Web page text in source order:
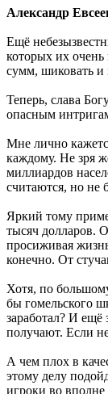
Александр
Ещё
которых их
сумм, шиковать и
Теперь, слава
опасным
Мне лично
каждому. Не зря
миллиардов
считаются, но не
Яркий тому
тысяч долларов.
просиживая
конечно. От
Хотя, по
бы гомельского
заработал? И
получают. Если
А чем плох в
этому делу
игроки во вполне